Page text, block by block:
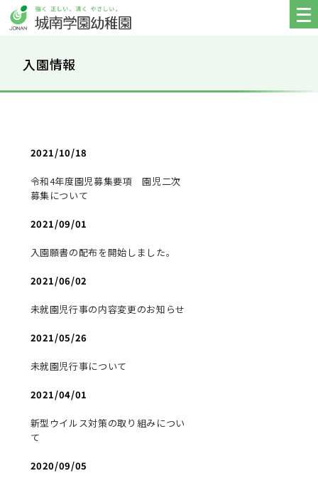
入園情報
2021/10/18
令和4年度園児募集要項 園児二次
募集について
2021/09/01
入園願書の配布を開始しました。
2021/06/02
未就園児行事の内容変更のお知らせ
2021/05/26
未就園児行事について
2021/04/01
新型ウイルス対策の取り組みについ
て
2020/09/05